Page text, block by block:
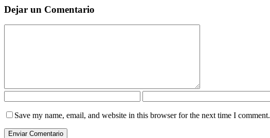
Dejar un Comentario
Save my name, email, and website in this browser for the next time I comment.